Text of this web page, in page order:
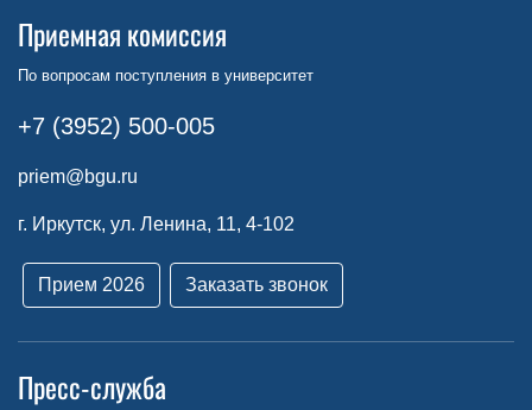
Приемная комиссия
По вопросам поступления в университет
+7 (3952) 500-005
priem@bgu.ru
г. Иркутск, ул. Ленина, 11, 4-102
Прием 2026 Заказать звонок
Пресс-служба